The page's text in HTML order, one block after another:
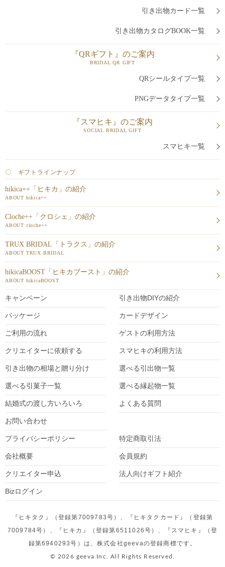
引き出物カード一覧
引き出物カタログBOOK一覧
『QRギフト』のご案内
BRIDAL QR GIFT
QRシールタイプ一覧
PNGデータタイプ一覧
『スマヒキ』のご案内
SOCIAL BRIDAL GIFT
スマヒキ一覧
〇 ギフトラインナップ
hikica++「ヒキカ」の紹介
ABOUT hikica++
Cloche++「クロシェ」の紹介
ABOUT cloche++
TRUX BRIDAL「トラクス」の紹介
ABOUT TRUX BRIDAL
hikicaBOOST「ヒキカブースト」の紹介
ABOUT hikicaBOOST
キャンペーン 引き出物DIYの紹介
パッケージ カードデザイン
ご利用の流れ ゲストの利用方法
クリエイターに依頼する スマヒキの利用方法
引き出物の相場と贈り分け 選べる引出物一覧
選べる引菓子一覧 選べる縁起物一覧
結婚式の渡し方いろいろ よくある質問
お問い合わせ
プライバシーポリシー 特定商取引法
会社概要 会員規約
クリエイター申込 法人向けギフト紹介
Bizログイン
『ヒキタク』（登録第7009783号）、『ヒキタクカード』（登録第
7009784号）、『ヒキカ』（登録第6511026号）、『スマヒキ』（登
録第6940293号）は、株式会社geevaの登録商標です。
© 2026 geeva Inc. All Rights Reserved.